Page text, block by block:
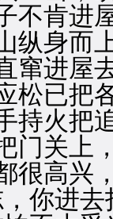
不肯进
纵身而
窜进屋去
已把各
持火把
门关上
高兴，
你进